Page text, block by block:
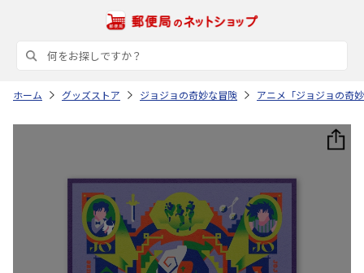
ホーム グッズストア ジョジョの奇妙な冒険 アニメ「ジョジョの奇